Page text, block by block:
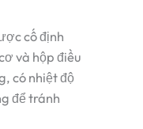
cố định
và hộp điều
có nhiệt độ
để tránh